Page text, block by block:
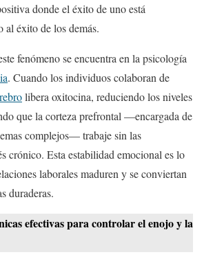
donde el éxito de uno está
al éxito de los demás.
fenómeno se encuentra en la psicología
. Cuando los individuos colaboran de
libera oxitocina, reduciendo los niveles
que la corteza prefrontal —encargada de
complejos— trabaje sin las
crónico. Esta estabilidad emocional es lo
laborales maduren y se conviertan
duraderas.
efectivas para controlar el enojo y la